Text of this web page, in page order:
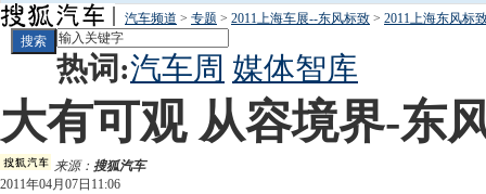
汽车频道 > 专题 > 2011上海车展--东风标致 > 2011上海东风标
热词:汽车周 媒体智库
大有可观 从容境界-东
来源： 搜狐汽车
2011年04月07日11:06